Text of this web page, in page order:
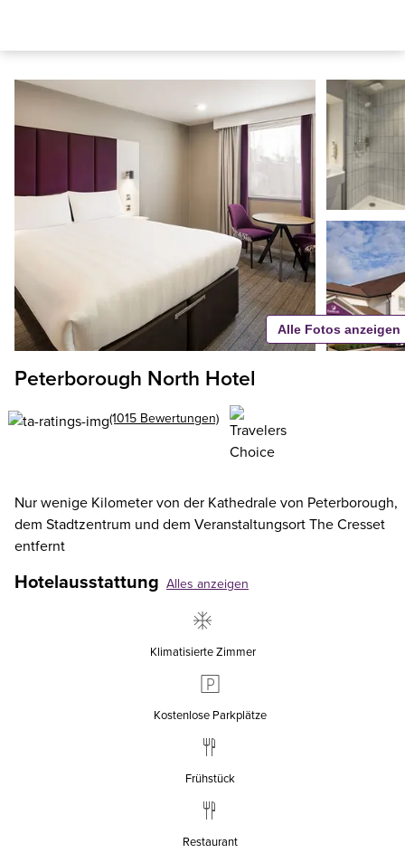
Peterborough North Hotel
(1015 Bewertungen)
Nur wenige Kilometer von der Kathedrale von Peterborough,
dem Stadtzentrum und dem Veranstaltungsort The Cresset
entfernt
Hotelausstattung Alles anzeigen
Klimatisierte Zimmer
Kostenlose Parkplätze
Frühstück
Restaurant
Alle Fotos anzeigen